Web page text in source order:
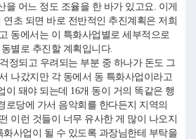
을 어느 정도 조율을 한 바가 있고요. 이게
초 되면 바로 전반적인 추진계획은 저희
동에서는 이 특화사업별로 세부적으로
별로 추진할 계획입니다.
정되고 우려되는 부분 중 하나가 돈도 그
나갔지만 각 동에서 동 특화사업이라고
이 돼야 되는데 16개 동이 거의 똑같은 행
로당에 가서 음악회를 한다든지 지역의
이런 것들이 너무 유사한 게 많이 나오지
화사업이 될 수 있도록 과장님한테 부탁을